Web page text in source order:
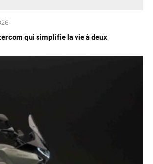
qui simplifie la vie à deux